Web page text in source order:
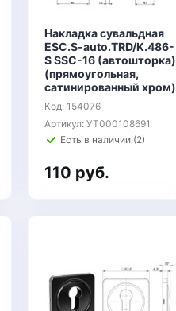
Накладка сувальдная
ESC.S-auto.TRD/K.486-
S SSC-16 (автошторка)
(прямоугольная,
сатинированный хром)
Код: 154076
Артикул: УТ000108691
Есть в наличии (2)
110 руб.